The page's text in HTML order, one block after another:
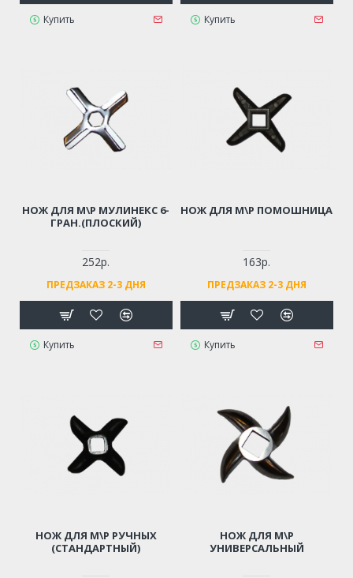
Купить Купить
НОЖ ДЛЯ М\Р МУЛИНЕКС 6-
ГРАН.(ПЛОСКИЙ)
252р.
ПРЕДЗАКАЗ 2-3 ДНЯ
Купить
НОЖ ДЛЯ М\Р ПОМОШНИЦА
163р.
ПРЕДЗАКАЗ 2-3 ДНЯ
Купить
НОЖ ДЛЯ М\Р РУЧНЫХ
(СТАНДАРТНЫЙ)
НОЖ ДЛЯ М\Р
УНИВЕРСАЛЬНЫЙ